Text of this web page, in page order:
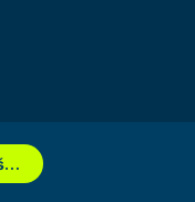
Přihlášení